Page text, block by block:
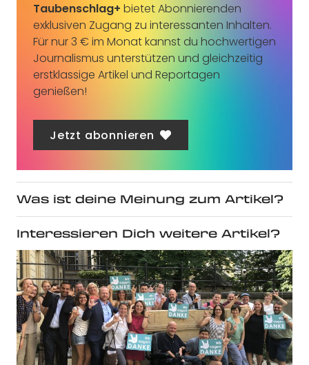
Taubenschlag+ bietet Abonnierenden
exklusiven Zugang zu interessanten Inhalten.
Für nur 3 € im Monat kannst du hochwertigen
Journalismus unterstützen und gleichzeitig
erstklassige Artikel und Reportagen
genießen!
Jetzt abonnieren
Was ist deine Meinung zum Artikel?
Interessieren Dich weitere Artikel?